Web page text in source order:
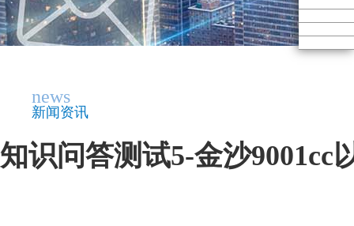
news
新闻资讯
知识问答测试5-金沙9001cc